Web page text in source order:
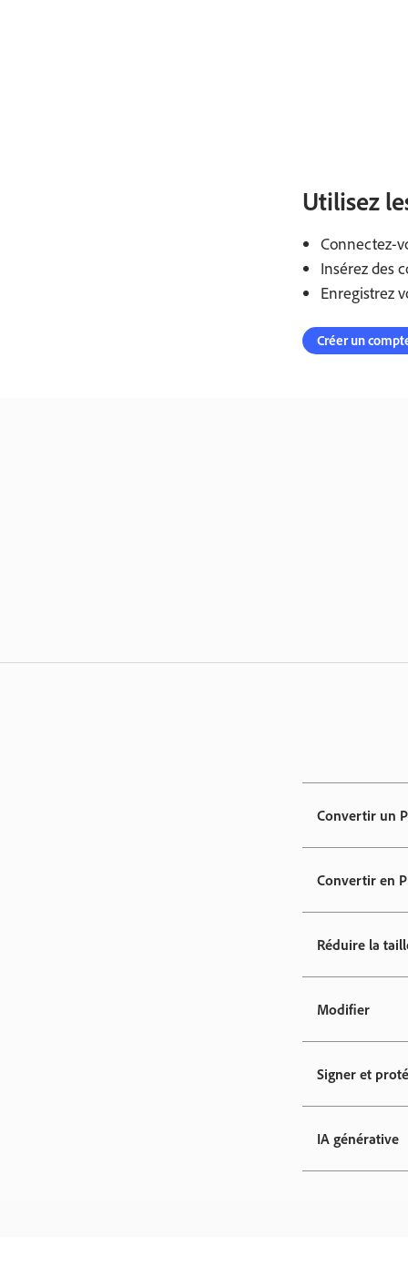
Utilisez
Connectez-
Insérez des
Enregistrez
Créer un
Convertir un
Convertir en
Réduire la
Modifier
Signer et
IA générative